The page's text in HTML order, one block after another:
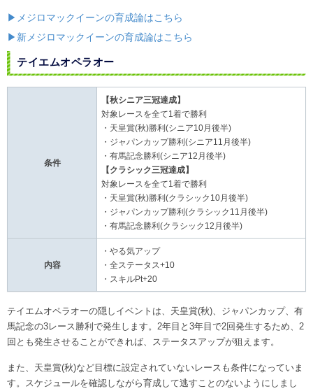
▶メジロマックイーンの育成論はこちら
▶新メジロマックイーンの育成論はこちら
テイエムオペラオー
条件
【秋シニア三冠達成】
対象レースを全て1着で勝利
・天皇賞(秋)勝利(シニア10月後半)
・ジャパンカップ勝利(シニア11月後半)
・有馬記念勝利(シニア12月後半)
【クラシック三冠達成】
対象レースを全て1着で勝利
・天皇賞(秋)勝利(クラシック10月後半)
・ジャパンカップ勝利(クラシック11月後半)
・有馬記念勝利(クラシック12月後半)
内容
・やる気アップ
・全ステータス+10
・スキルPt+20
テイエムオペラオーの隠しイベントは、天皇賞(秋)、ジャパンカップ、有
馬記念の3レース勝利で発生します。2年目と3年目で2回発生するため、2
回とも発生させることができれば、ステータスアップが狙えます。
また、天皇賞(秋)など目標に設定されていないレースも条件になっていま
す。スケジュールを確認しながら育成して逃すことのないようにしまし